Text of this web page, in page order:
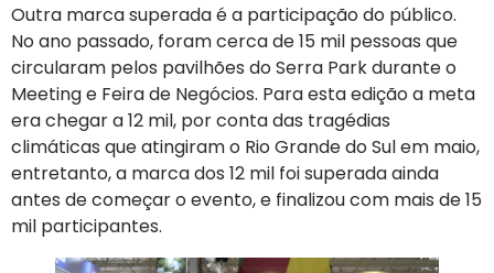
Outra marca superada é a participação do público.
No ano passado, foram cerca de 15 mil pessoas que
circularam pelos pavilhões do Serra Park durante o
Meeting e Feira de Negócios. Para esta edição a meta
era chegar a 12 mil, por conta das tragédias
climáticas que atingiram o Rio Grande do Sul em maio,
entretanto, a marca dos 12 mil foi superada ainda
antes de começar o evento, e finalizou com mais de 15
mil participantes.